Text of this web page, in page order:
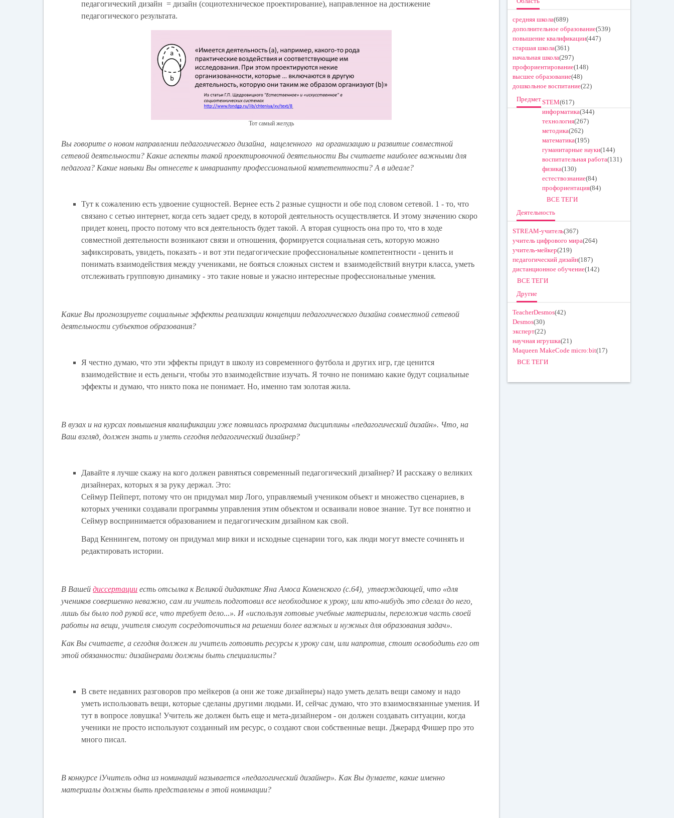
педагогический дизайн = дизайн (социотехническое проектирование), направленное на достижение
педагогического результата.
Тот самый желудь
Вы говорите о новом направлении педагогического дизайна, нацеленного на организацию и развитие совместной
сетевой деятельности? Какие аспекты такой проектировочной деятельности Вы считаете наиболее важными для
педагога? Какие навыки Вы отнесете к инварианту профессиональной компетентности? А в идеале?
Тут к сожалению есть удвоение сущностей. Вернее есть 2 разные сущности и обе под словом сетевой. 1 - то, что
связано с сетью интернет, когда сеть задает среду, в которой деятельность осуществляется. И этому значению скоро
придет конец, просто потому что вся деятельность будет такой. А вторая сущность она про то, что в ходе
совместной деятельности возникают связи и отношения, формируется социальная сеть, которую можно
зафиксировать, увидеть, показать - и вот эти педагогические профессиональные компетентности - ценить и
понимать взаимодействия между учениками, не бояться сложных систем и взаимодействий внутри класса, уметь
отслеживать групповую динамику - это такие новые и ужасно интересные профессиональные умения.
Какие Вы прогнозируете социальные эффекты реализации концепции педагогического дизайна совместной сетевой
деятельности субъектов образования?
Я честно думаю, что эти эффекты придут в школу из современного футбола и других игр, где ценится
взаимодействие и есть деньги, чтобы это взаимодействие изучать. Я точно не понимаю какие будут социальные
эффекты и думаю, что никто пока не понимает. Но, именно там золотая жила.
В вузах и на курсах повышения квалификации уже появилась программа дисциплины «педагогический дизайн». Что, на
Ваш взгляд, должен знать и уметь сегодня педагогический дизайнер?
Давайте я лучше скажу на кого должен равняться современный педагогический дизайнер? И расскажу о великих
дизайнерах, которых я за руку держал. Это:
Сеймур Пейперт, потому что он придумал мир Лого, управляемый учеником объект и множество сценариев, в
которых ученики создавали программы управления этим объектом и осваивали новое знание. Тут все понятно и
Сеймур воспринимается образованием и педагогическим дизайном как свой.
Вард Кеннингем, потому он придумал мир вики и исходные сценарии того, как люди могут вместе сочинять и
редактировать истории.
В Вашейдиссертации есть отсылка к Великой дидактике Яна Амоса Коменского (с.64), утверждающей, что «для
учеников совершенно неважно, сам ли учитель подготовил все необходимое к уроку, или кто-нибудь это сделал до него,
лишь бы было под рукой все, что требует дело...». И «используя готовые учебные материалы, переложив часть своей
работы на вещи, учителя смогут сосредоточиться на решении более важных и нужных для образования задач».
Как Вы считаете, а сегодня должен ли учитель готовить ресурсы к уроку сам, или напротив, стоит освободить его от
этой обязанности: дизайнерами должны быть специалисты?
В свете недавних разговоров про мейкеров (а они же тоже дизайнеры) надо уметь делать вещи самому и надо
уметь использовать вещи, которые сделаны другими людьми. И, сейчас думаю, что это взаимосвязанные умения. И
тут в вопросе ловушка! Учитель же должен быть еще и мета-дизайнером - он должен создавать ситуации, когда
ученики не просто используют созданный им ресурс, о создают свои собственные вещи. Джерард Фишер про это
много писал.
В конкурсе iУчитель одна из номинаций называется «педагогический дизайнер». Как Вы думаете, какие именно
материалы должны быть представлены в этой номинации?
средняя школа(689)
дополнительное образование(539)
повышение квалификации(447)
старшая школа(361)
начальная школа(297)
профориентирование(148)
высшее образование(48)
дошкольное воспитание(22)
ПредметSTEM(617)
информатика(344)
технология(267)
методика(262)
математика(195)
гуманитарные науки(144)
воспитательная работа(131)
физика(130)
естествознание(84)
профориентация(84)
ВСЕ ТЕГИ
Деятельность
STREAM-учитель(367)
учитель цифрового мира(264)
учитель-мейкер(219)
педагогический дизайн(187)
дистанционное обучение(142)
ВСЕ ТЕГИ
Другие
TeacherDesmos(42)
Desmos(30)
эксперт(22)
научная игрушка(21)
Maqueen MakeCode micro:bit(17)
ВСЕ ТЕГИ